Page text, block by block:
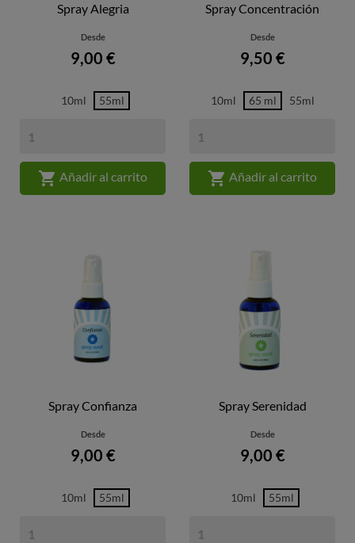
Spray Alegria
Desde
Precio
9,00 €
10ml 55ml
 Añadir al carrito
Spray Concentración
Desde
Precio
9,50 €
10ml 65 ml 55ml
 Añadir al carrito
Spray Confianza
Desde
Precio
9,00 €
10ml 55ml
Spray Serenidad
Desde
Precio
9,00 €
10ml 55ml